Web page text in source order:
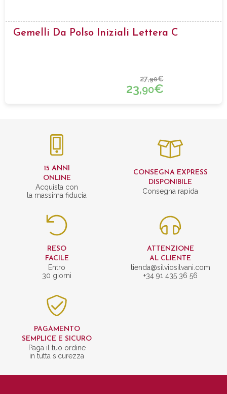
Gemelli Da Polso Iniziali Lettera C
27,90€
23,90€
15 ANNI
ONLINE
Acquista con
la massima fiducia
CONSEGNA EXPRESS
DISPONIBILE
Consegna rapida
RESO
FACILE
Entro
30 giorni
ATTENZIONE
AL CLIENTE
tienda@silviosilvani.com
+34 91 435 36 56
PAGAMENTO
SEMPLICE E SICURO
Paga il tuo ordine
in tutta sicurezza